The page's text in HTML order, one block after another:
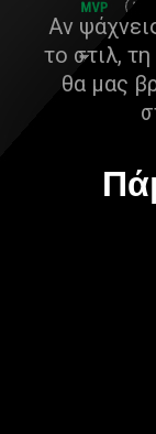
Αν
το στιλ,
θα μας